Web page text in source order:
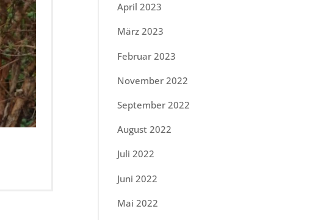
April 2023
März 2023
Februar 2023
November 2022
September 2022
August 2022
Juli 2022
Juni 2022
Mai 2022